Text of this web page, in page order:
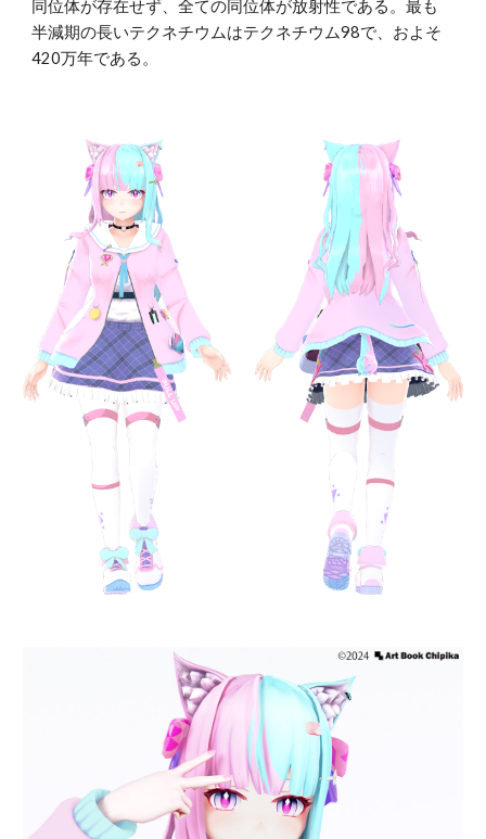
同位体が存在せず、全ての同位体が放射性である。最も
半減期の長いテクネチウムはテクネチウム98で、およそ
420万年である。